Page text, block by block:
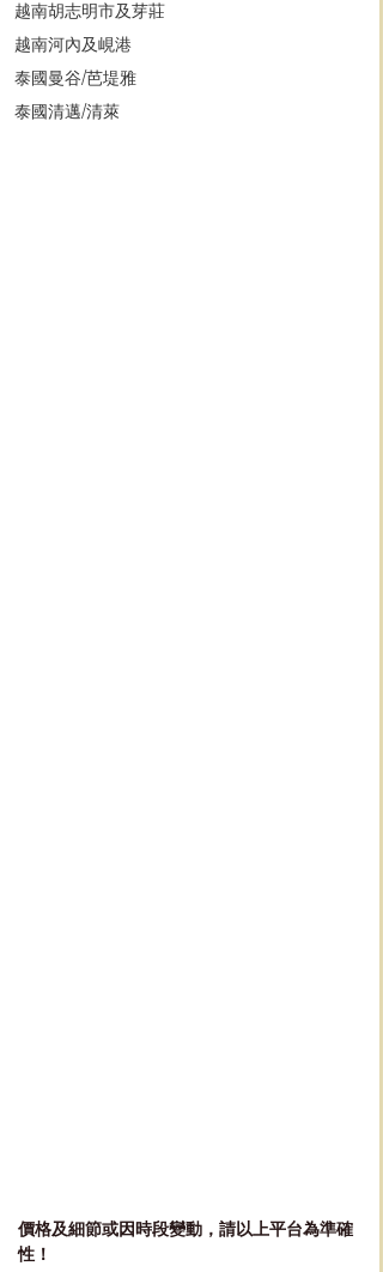
越南胡志明市及芽莊
越南河內及峴港
泰國曼谷/芭堤雅
泰國清邁/清萊
價格及細節或因時段變動，請以上平台為準確
性！